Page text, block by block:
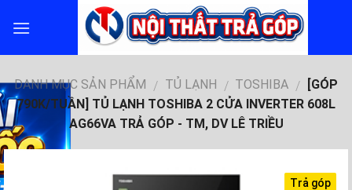
DANH MỤC SẢN PHẨM / TỦ LẠNH / TOSHIBA /
[GÓP
790K/TUẦN] TỦ LẠNH TOSHIBA 2 CỬA INVERTER 608L
AG66VA TRẢ GÓP - TM, DV LÊ TRIỀU
Trả góp